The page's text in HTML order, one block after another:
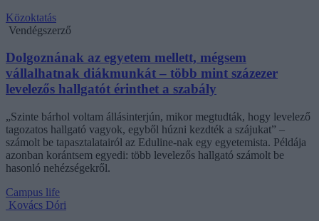
Közoktatás
Vendégszerző
Dolgoznának az egyetem mellett, mégsem
vállalhatnak diákmunkát – több mint százezer
levelezős hallgatót érinthet a szabály
„Szinte bárhol voltam állásinterjún, mikor megtudták, hogy levelező
tagozatos hallgató vagyok, egyből húzni kezdték a szájukat” –
számolt be tapasztalatairól az Eduline-nak egy egyetemista. Példája
azonban korántsem egyedi: több levelezős hallgató számolt be
hasonló nehézségekről.
Campus life
Kovács Dóri